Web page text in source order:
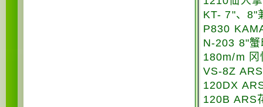
KT- 7"、8"
P830
N-203 8"蟹
180m/m 冈
VS-8Z
120DX
120B ARS